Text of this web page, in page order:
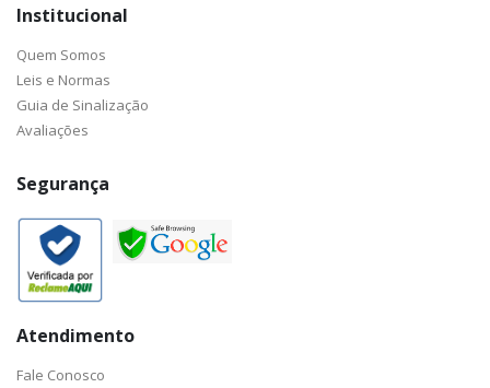
Institucional
Quem Somos
Leis e Normas
Guia de Sinalização
Avaliações
Segurança
Atendimento
Fale Conosco